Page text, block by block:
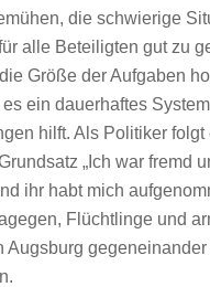
die schwierige
alle Beteiligten gut zu
Größe der Aufgaben
es ein dauerhaftes
hilft. Als Politiker folgt
„Ich war fremd
ihr habt mich
Flüchtlinge und
Augsburg gegeneinander